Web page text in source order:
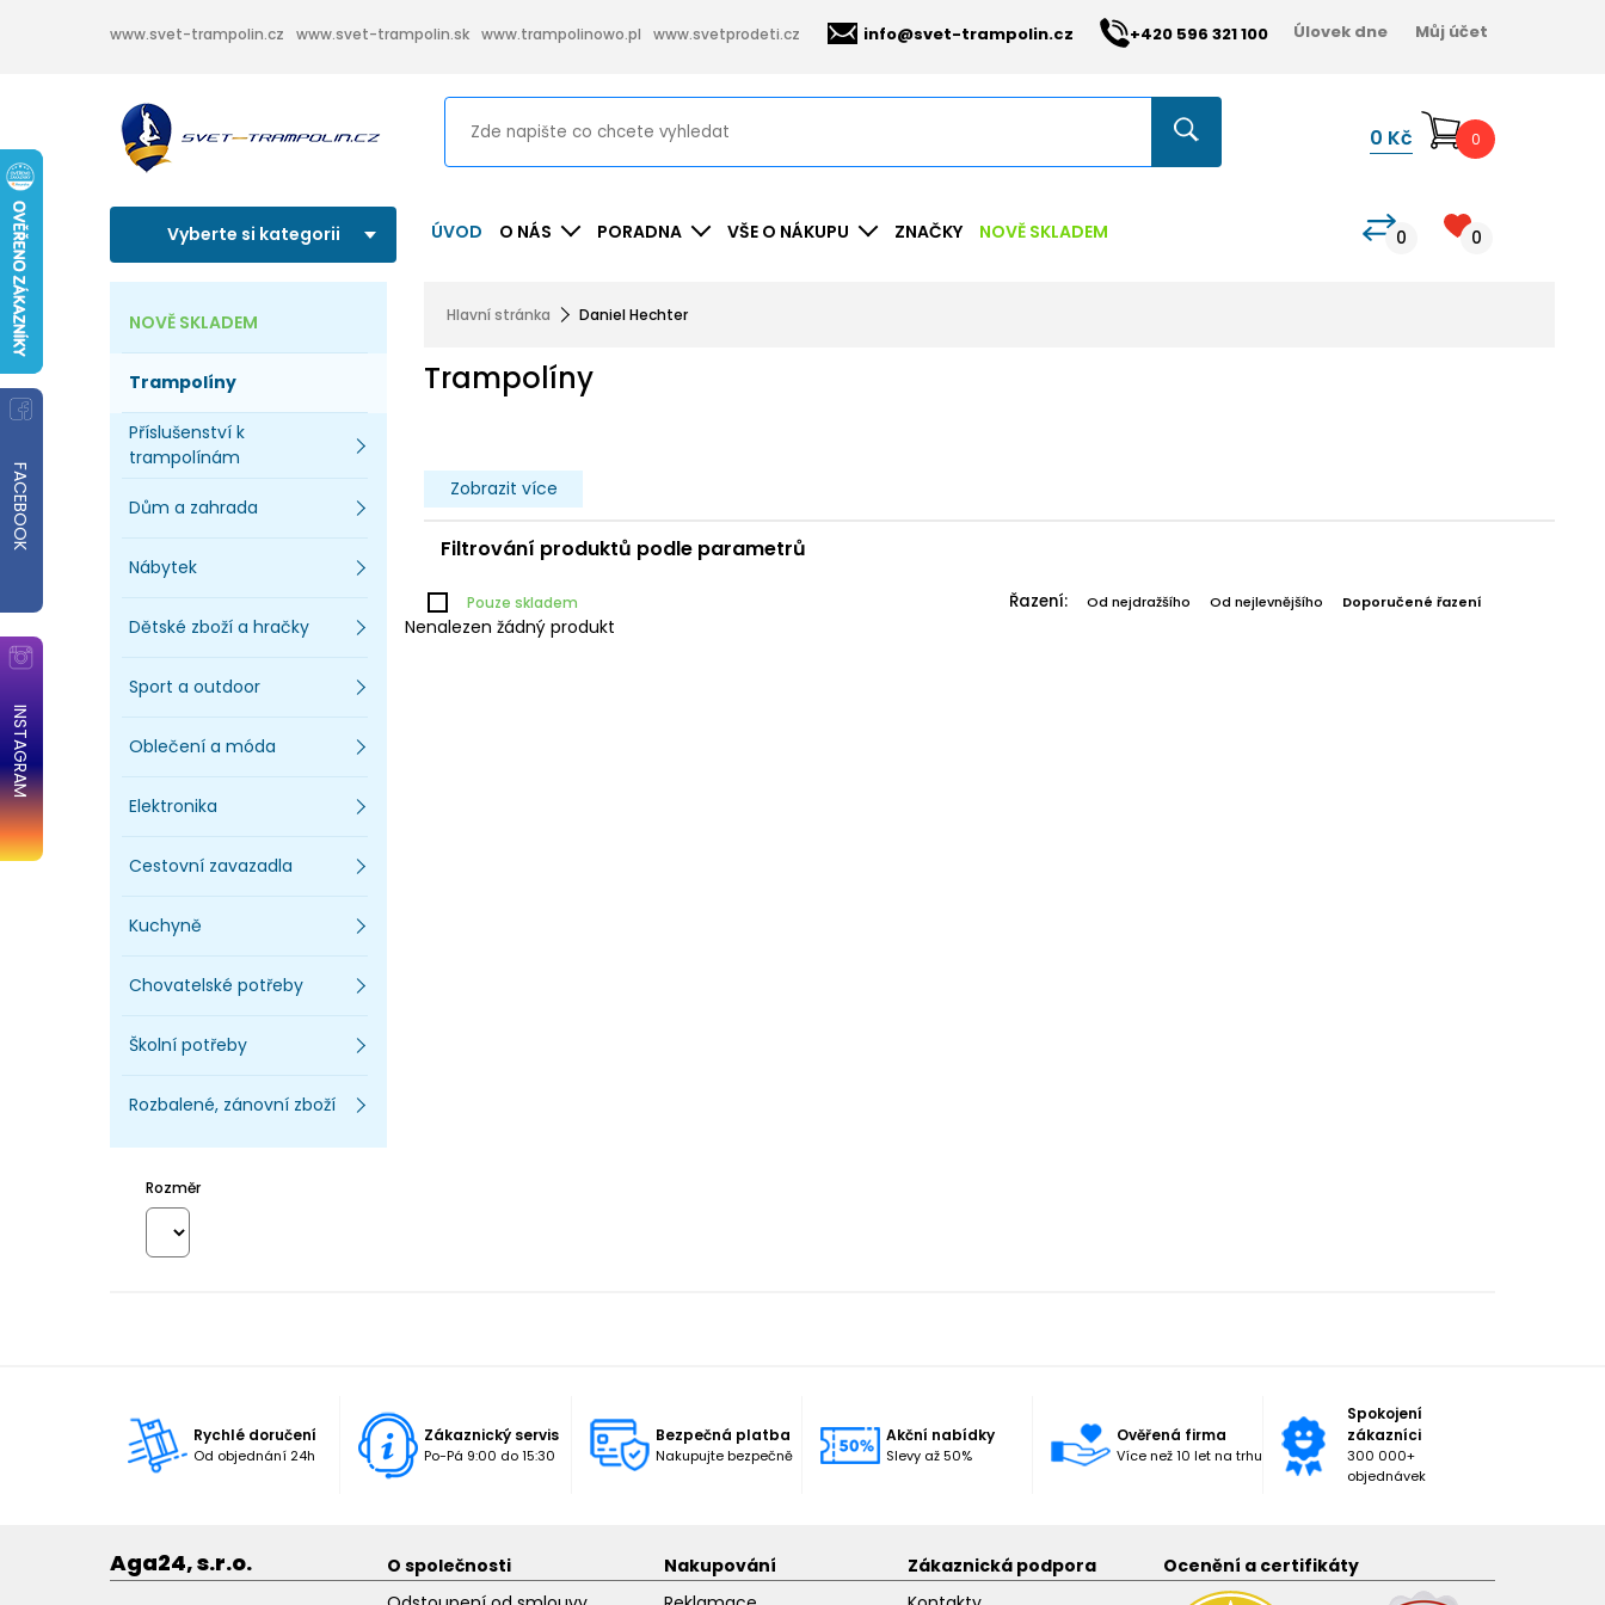
FACEBOOK
INSTAGRAM
www.svet-trampolin.cz www.svet-trampolin.sk www.trampolinowo.pl www.svetprodeti.cz info@svet-trampolin.cz +420 596 321 100 Úlovek dne Můj účet
0 Kč 0
Vyberte si kategorii ÚVOD O NÁS PORADNA VŠE O NÁKUPU ZNAČKY NOVĚ SKLADEM 0 0
NOVĚ SKLADEM
Trampolíny
Příslušenství k
trampolínám
Dům a zahrada
Nábytek
Dětské zboží a hračky
Sport a outdoor
Oblečení a móda
Elektronika
Cestovní zavazadla
Kuchyně
Chovatelské potřeby
Školní potřeby
Rozbalené, zánovní zboží
Rozměr
Hlavní stránka Daniel Hechter
Trampolíny
Zobrazit více
Filtrování produktů podle parametrů
Pouze skladem Řazení: Od nejdražšího Od nejlevnějšího Doporučené řazení
Nenalezen žádný produkt
Rychlé doručení
Od objednání 24h
Zákaznický servis
Po-Pá 9:00 do 15:30
Bezpečná platba
Nakupujte bezpečně
Akční nabídky
Slevy až 50%
Ověřená firma
Více než 10 let na trhu
Spokojení
zákazníci
300 000+
objednávek
Aga24, s.r.o.
O společnosti
Nakupování
Zákaznická podpora
Ocenění a certifikáty